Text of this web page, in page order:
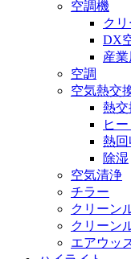
空調機
ク
DX
産
空調
空気熱交
熱交
ヒ
熱回
除湿
空気清浄
チラー
クリーン
クリーン
エアウッ